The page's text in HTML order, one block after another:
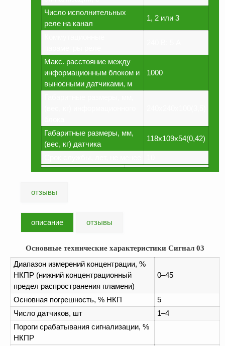
Доставка
самовывоз
Гарантия
Вакансии
Число исполнительных
реле на канал
1, 2 или 3
Макс. расстояние между
информационным блоком и
выносными датчиками, м
1000
Габаритные размеры, мм,
(вес, кг) датчика
118х109х54(0,42)
отзывы
описание отзывы
Основные технические характеристики Сигнал 03
Диапазон измерений концентрации, %
НКПР (нижний концентрационный
предел распространения пламени)
0–45
Основная погрешность, % НКП
5
Число датчиков, шт
1–4
Пороги срабатывания сигнализации, %
НКПР